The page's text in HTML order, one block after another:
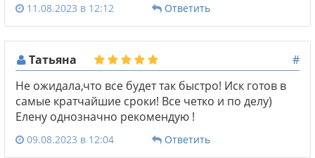
11.08.2023 в 12:12 Ответить
Татьяна
#
Не ожидала,что все будет так быстро! Иск готов в
самые кратчайшие сроки! Все четко и по делу)
Елену однозначно рекомендую !
09.08.2023 в 12:04 Ответить